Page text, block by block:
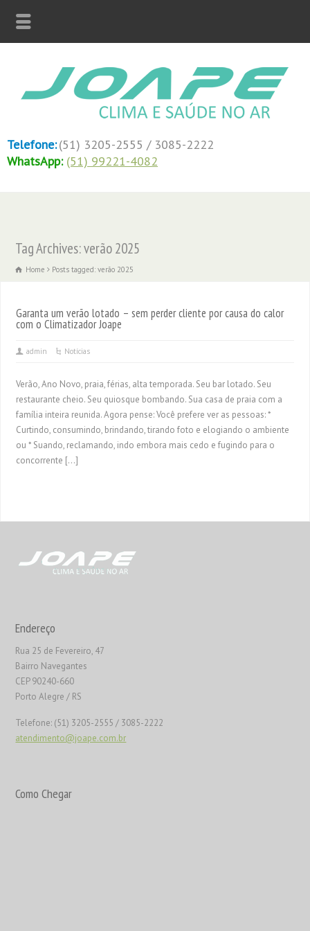
Telefone:(51) 3205-2555 / 3085-2222
WhatsApp: (51) 99221-4082
Tag Archives: verão 2025
Home Posts tagged: verão 2025
Garanta um verão lotado – sem perder cliente por causa do calor
com o Climatizador Joape
admin Notícias
Verão, Ano Novo, praia, férias, alta temporada. Seu bar lotado. Seu
restaurante cheio. Seu quiosque bombando. Sua casa de praia com a
família inteira reunida. Agora pense: Você prefere ver as pessoas: *
Curtindo, consumindo, brindando, tirando foto e elogiando o ambiente
ou * Suando, reclamando, indo embora mais cedo e fugindo para o
concorrente […]
Endereço
Rua 25 de Fevereiro, 47
Bairro Navegantes
CEP 90240-660
Porto Alegre / RS
Telefone: (51) 3205-2555 / 3085-2222
atendimento@joape.com.br
Como Chegar